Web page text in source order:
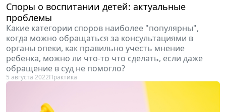
Споры о воспитании детей: актуальные
проблемы
Какие категории споров наиболее "популярны",
когда можно обращаться за консультациями в
органы опеки, как правильно учесть мнение
ребенка, можно ли что-то что сделать, если даже
обращение в суд не помогло?
5 августа 2022Практика